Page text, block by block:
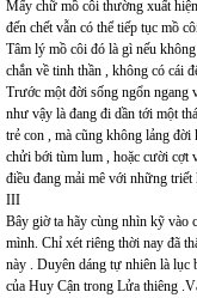
Mấy chữ mồ côi thường xuất
đến chết vẫn có thể tiếp tục mồ
Tâm lý mồ côi đó là gì nếu
chắn về tinh thần , không có cái
Trước một đời sống ngổn
như vậy là đang đi dần tới một
trẻ con , mà cũng không lảng
chửi bới tùm lum , hoặc cười cợt
điều đang mải mê với những
III
Bây giờ ta hãy cùng nhìn kỹ vào
mình. Chỉ xét riêng thời nay đã
này . Duyên dáng tự nhiên là lục
của Huy Cận trong Lửa thiêng